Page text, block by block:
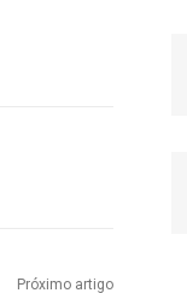
Próximo artigo